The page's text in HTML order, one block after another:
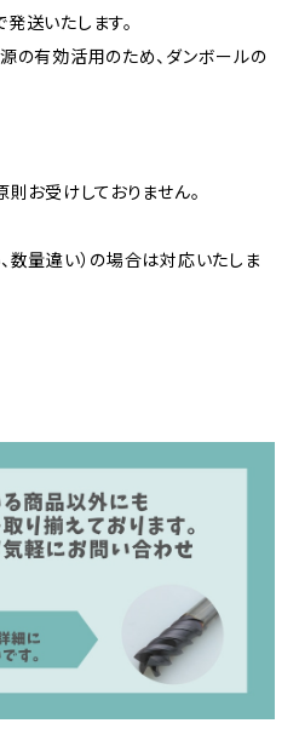
送いたします。
の有効活用のため、ダンボールの
お受けしておりません。
数量違い）の場合は対応いたしま